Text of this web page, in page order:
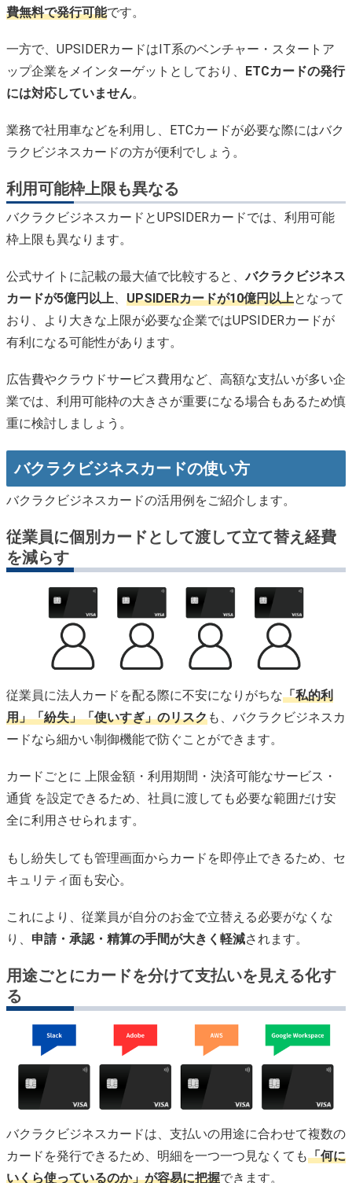
費無料で発行可能です。
一方で、UPSIDERカードはIT系のベンチャー・スタートア
ップ企業をメインターゲットとしており、 ETCカードの発行
には対応していません。
業務で社用車などを利用し、ETCカードが必要な際にはバク
ラクビジネスカードの方が便利でしょう。
利用可能枠上限も異なる
バクラクビジネスカードとUPSIDERカードでは、利用可能
枠上限も異なります。
公式サイトに記載の最大値で比較すると、バクラクビジネス
カードが5億円以上、 UPSIDERカードが10億円以上となって
おり、より大きな上限が必要な企業ではUPSIDERカードが
有利になる可能性があります。
広告費やクラウドサービス費用など、高額な支払いが多い企
業では、利用可能枠の大きさが重要になる場合もあるため慎
重に検討しましょう。
バクラクビジネスカードの使い方
バクラクビジネスカードの活用例をご紹介します。
従業員に個別カードとして渡して立て替え経費
を減らす
従業員に法人カードを配る際に不安になりがちな「私的利
用」「紛失」「使いすぎ」のリスクも、バクラクビジネスカ
ードなら細かい制御機能で防ぐことができます。
カードごとに 上限金額・利用期間・決済可能なサービス・
通貨 を設定できるため、社員に渡しても必要な範囲だけ安
全に利用させられます。
もし紛失しても管理画面からカードを即停止できるため、セ
キュリティ面も安心。
これにより、従業員が自分のお金で立替える必要がなくな
り、 申請・承認・精算の手間が大きく軽減されます。
用途ごとにカードを分けて支払いを見える化す
る
バクラクビジネスカードは、支払いの用途に合わせて複数の
カードを発行できるため、明細を一つ一つ見なくても「何に
いくら使っているのか」が容易に把握できます。